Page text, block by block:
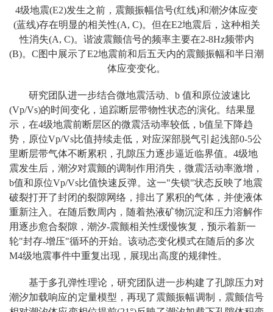
4级地震(E2)发生之前，震颤振幅信号(红线)和潮汐体应变
(蓝线)存在明显的相关性(A, C)。但在E2地震后，这种相关
性消失(A, C)。谐波震颤信号的频率主要在2-8Hz频带内
(B)。C图中展示了E2地震前和后五天内的震颤振幅和半日潮
体应变变化。
研究团队进一步结合微地震活动、b 值和原位波速比
(Vp/Vs)的时间变化，追踪断层带物性状态的演化。结果显
示，在4级地震前断层区的微震活动率较低，b值呈下降趋
势，原位Vp/Vs比值持续走低，对应深部脱气引起浅部0-5公
里断层带气体不断累积，孔隙压力逐步逼近临界值。4级地
震发生后，潮汐对震颤的调制作用消失，微震活动率激增，
b值和原位Vp/Vs比值快速反弹。这一"失锁"状态反映了地震
破裂打开了封闭的裂隙网络，排出了累积的气体，并使液体
重新注入。在随后数周内，随着热液矿物沉淀和压力溶解作
用逐步愈合裂隙，潮汐-震颤相关性缓慢恢复，预示着新一
轮"封存-增压"循环的开始。该动态变化模式在随后的多次
M4级地震事件中重复出现，展现出高度的规律性。
基于多孔弹性理论，研究团队进一步构建了孔隙压力对
潮汐加载响应的定量模型，再现了震颤振幅调制，震颤信号